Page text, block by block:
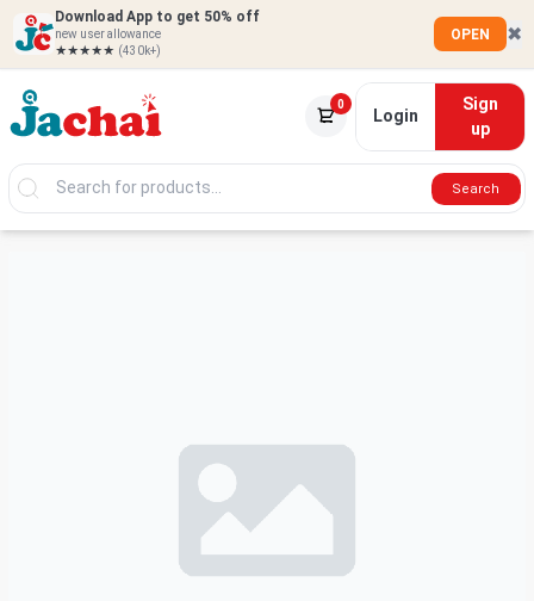
Download App to get 50% off
new user allowance
★★★★★ (430k+)
OPEN ✖
0
Login
Sign
up
Search